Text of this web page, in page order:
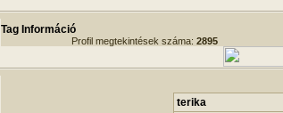
Tag Információ
Profil megtekintések száma: 2895
terika